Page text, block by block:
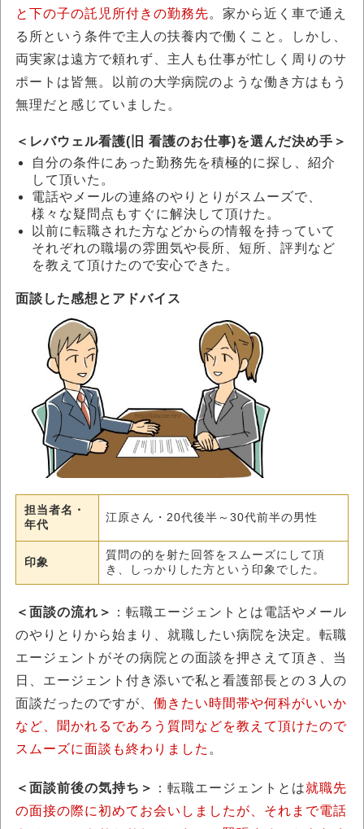
と下の子の託児所付きの勤務先。家から近く車で通え
る所という条件で主人の扶養内で働くこと。しかし、
両実家は遠方で頼れず、主人も仕事が忙しく周りのサ
ポートは皆無。以前の大学病院のような働き方はもう
無理だと感じていました。
＜ レバウェル看護(旧 看護のお仕事)を選んだ決め手 ＞
自分の条件にあった勤務先を積極的に探し、紹介
して頂いた。
電話やメールの連絡のやりとりがスムーズで、
様々な疑問点もすぐに解決して頂けた。
以前に転職された方などからの情報を持っていて
それぞれの職場の雰囲気や長所、短所、評判など
を教えて頂けたので安心できた。
面談した感想とアドバイス
担当者名・
年代
江原さん・20代後半～30代前半の男性
印象
質問の的を射た回答をスムーズにして頂
き、しっかりした方という印象でした。
＜面談の流れ＞
：転職エージェントとは電話やメール
のやりとりから始まり、就職したい病院を決定。転職
エージェントがその病院との面談を押さえて頂き、当
日、エージェント付き添いで私と看護部長との３人の
面談だったのですが、 働きたい時間帯や何科がいいか
など、聞かれるであろう質問などを教えて頂けたので
スムーズに面談も終わりました 。
＜面談前後の気持ち＞ ：転職エージェントとは就職先
の面接の際に初めてお会いしましたが、それまで電話